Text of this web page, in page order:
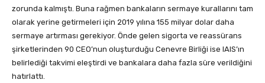
zorunda kalmıştı. Buna rağmen bankaların sermaye kurallarını tam
olarak yerine getirmeleri için 2019 yılına 155 milyar dolar daha
sermaye artırması gerekiyor. Önde gelen sigorta ve reassürans
şirketlerinden 90 CEO’nun oluşturduğu Cenevre Birliği ise IAIS’ın
belirlediği takvimi eleştirdi ve bankalara daha fazla süre verildiğini
hatırlattı.